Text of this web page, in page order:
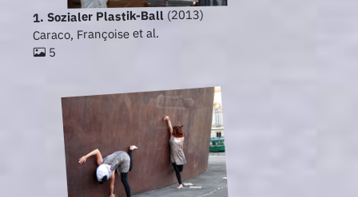
1. Sozialer Plastik-Ball(2013)
Caraco, Françoise et al.
5